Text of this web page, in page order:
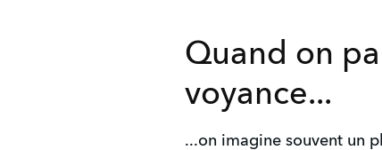
Quand on
voyance...
...on imagine souvent un